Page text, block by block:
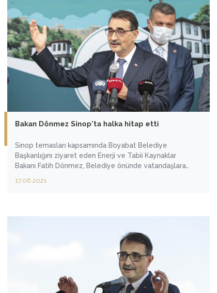
Bakan Dönmez Sinop'ta halka hitap etti
Sinop temasları kapsamında Boyabat Belediye
Başkanlığını ziyaret eden Enerji ve Tabii Kaynaklar
Bakanı Fatih Dönmez, Belediye önünde vatandaşlara
17.06.2021